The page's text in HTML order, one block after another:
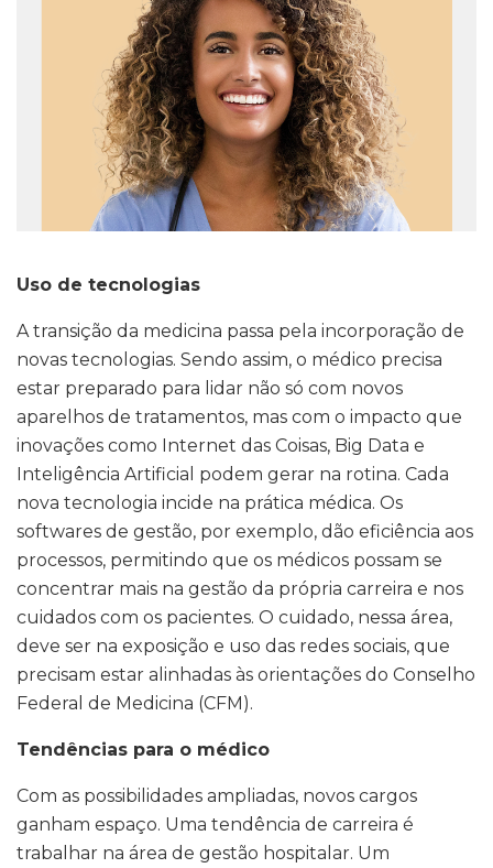
Uso de tecnologias
A transição da medicina passa pela incorporação de
novas tecnologias. Sendo assim, o médico precisa
estar preparado para lidar não só com novos
aparelhos de tratamentos, mas com o impacto que
inovações como Internet das Coisas, Big Data e
Inteligência Artificial podem gerar na rotina. Cada
nova tecnologia incide na prática médica. Os
softwares de gestão, por exemplo, dão eficiência aos
processos, permitindo que os médicos possam se
concentrar mais na gestão da própria carreira e nos
cuidados com os pacientes. O cuidado, nessa área,
deve ser na exposição e uso das redes sociais, que
precisam estar alinhadas às orientações do Conselho
Federal de Medicina (CFM).
Tendências para o médico
Com as possibilidades ampliadas, novos cargos
ganham espaço. Uma tendência de carreira é
trabalhar na área de gestão hospitalar. Um